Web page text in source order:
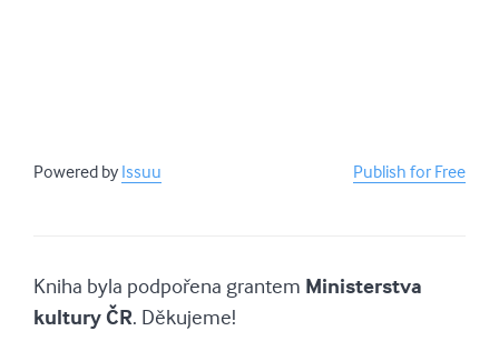
Powered by Issuu Publish for Free
Kniha byla podpořena grantem Ministerstva
kultury ČR. Děkujeme!